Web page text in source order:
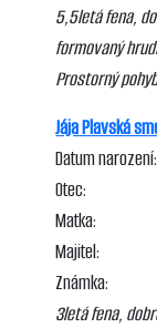
5,5letá fena,
formovaný
Prostorný
Jája Plavská
Datum narození:
Otec:
Matka:
Majitel:
Známka:
3letá fena,